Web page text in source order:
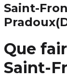
Saint-
Pradoux
Que
Saint-